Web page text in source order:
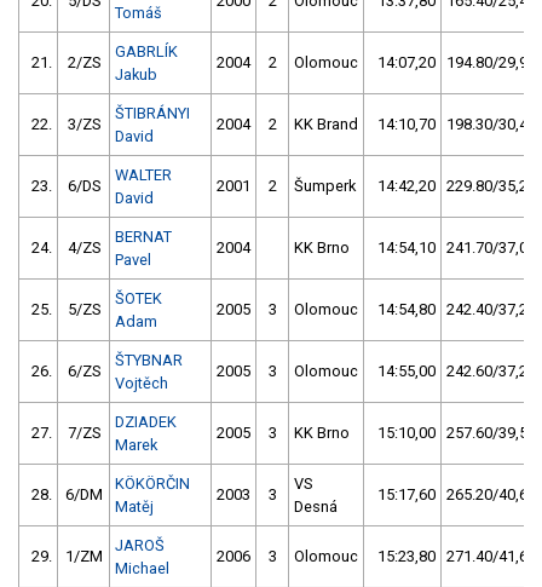
Tomáš
21. 2/ZS
GABRLÍK
Jakub
2004 2 Olomouc 14:07,20 194.80/29,9
22. 3/ZS
ŠTIBRÁNYI
David
2004 2 KK Brand 14:10,70 198.30/30,4
23. 6/DS
WALTER
David
2001 2 Šumperk 14:42,20 229.80/35,2
24. 4/ZS
BERNAT
Pavel
2004 KK Brno 14:54,10 241.70/37,0
25. 5/ZS
ŠOTEK
Adam
2005 3 Olomouc 14:54,80 242.40/37,2
26. 6/ZS
ŠTYBNAR
Vojtěch
2005 3 Olomouc 14:55,00 242.60/37,2
27. 7/ZS
DZIADEK
Marek
2005 3 KK Brno 15:10,00 257.60/39,5
28. 6/DM
KÖKÖRČIN
Matěj
2003 3
VS
Desná
15:17,60 265.20/40,6
29. 1/ZM
JAROŠ
Michael
2006 3 Olomouc 15:23,80 271.40/41,6